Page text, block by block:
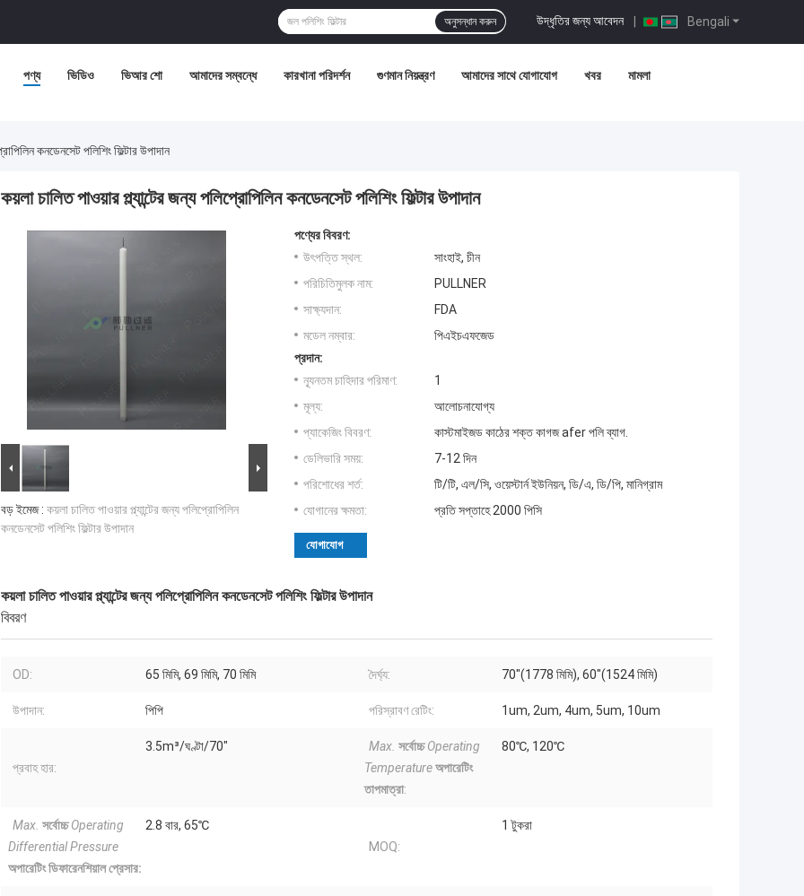
Bengali
উদ্ধৃতির জন্য আবেদন |
অনুসন্ধান করুন
পণ্য ভিডিও ভিআর শো আমাদের সম্বন্ধে কারখানা পরিদর্শন গুণমান নিয়ন্ত্রণ আমাদের সাথে যোগাযোগ খবর মামলা
কনডেনসেট পলিশিং ফিল্টার উপাদান
কয়লা চালিত পাওয়ার প্ল্যান্টের জন্য পলিপ্রোপিলিন কনডেনসেট পলিশিং ফিল্টার উপাদান
বড় ইমেজ : কয়লা চালিত পাওয়ার প্ল্যান্টের জন্য পলিপ্রোপিলিন
কনডেনসেট পলিশিং ফিল্টার উপাদান
পণ্যের বিবরণ:
উৎপত্তি স্থল:
সাংহাই, চীন
পরিচিতিমুলক নাম:
PULLNER
সাক্ষ্যদান:
FDA
মডেল নম্বার:
পিএইচএফজেড
প্রদান:
ন্যূনতম চাহিদার পরিমাণ:
1
মূল্য:
আলোচনাযোগ্য
প্যাকেজিং বিবরণ:
কাস্টমাইজড কাঠের শক্ত কাগজ afer পলি ব্যাগ.
ডেলিভারি সময়:
7-12 দিন
পরিশোধের শর্ত:
টি/টি, এল/সি, ওয়েস্টার্ন ইউনিয়ন, ডি/এ, ডি/পি, মানিগ্রাম
যোগানের ক্ষমতা:
প্রতি সপ্তাহে 2000 পিসি
যোগাযোগ
কয়লা চালিত পাওয়ার প্ল্যান্টের জন্য পলিপ্রোপিলিন কনডেনসেট পলিশিং ফিল্টার উপাদান
বিবরণ
OD: 65 মিমি, 69 মিমি, 70 মিমি দৈর্ঘ্য: 70"(1778 মিমি), 60"(1524 মিমি)
উপাদান: পিপি পরিস্রাবণ রেটিং: 1um, 2um, 4um, 5um, 10um
প্রবাহ হার:
3.5m³/ঘণ্টা/70" Max. সর্বোচ্চ Operating
Temperatureঅপারেটিং
তাপমাত্রা:
80℃, 120℃
Max. সর্বোচ্চ Operating
Differential Pressure
অপারেটিং ডিফারেনশিয়াল প্রেসার:
2.8 বার, 65℃
MOQ:
1 টুকরা